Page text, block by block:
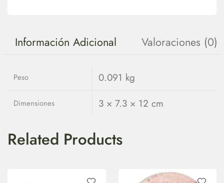
Información Adicional Valoraciones (0)
Peso 0.091 kg
Dimensiones 3 × 7.3 × 12 cm
Related Products